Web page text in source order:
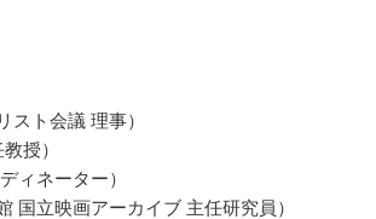
ト会議 理事）
授）
ィネーター）
国立映画アーカイブ 主任研究員）